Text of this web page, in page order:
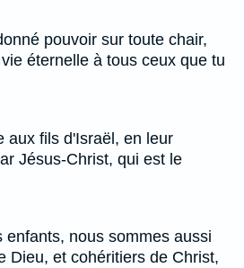
pouvoir sur toute chair,
éternelle à tous ceux que tu
aux fils d'Israël, en leur
Jésus-Christ, qui est le
enfants, nous sommes aussi
Dieu, et cohéritiers de Christ,